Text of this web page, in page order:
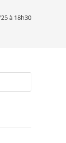
à 18h30